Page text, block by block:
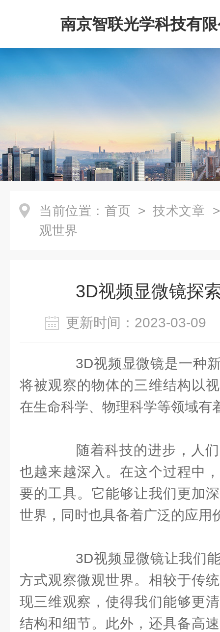
南京智联光学科技有
当前位置： 首页 > 技术文章
观世界
3D视频显微镜探
更新时间：2023-03-
3D视频显微镜是一种新
将被观察的物体的三维结构以
在生命科学、物理科学等领域有
随着科技的进步，人们
也越来越深入。在这个过程中
要的工具。它能够让我们更加
世界，同时也具备着广泛的应用
3D视频显微镜让我们能
方式观察微观世界。相较于传
现三维观察，使得我们能够更
结构和细节。此外，还具备高